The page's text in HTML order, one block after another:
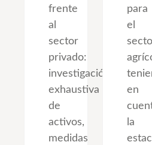
frente
al
sector
privado:
investigación
exhaustiva
de
activos,
medidas
para
el
en
la